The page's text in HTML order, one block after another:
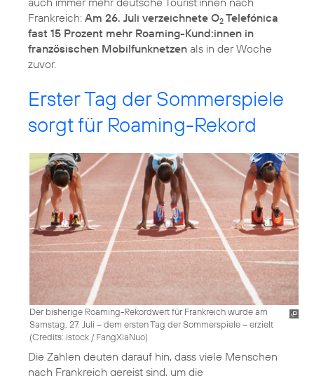
Frankreich: Am 26. Juli verzeichnete O2 Telefónica
fast 15 Prozent mehr Roaming-Kund:innen in
französischen Mobilfunknetzen als in der Woche
zuvor.
Erster Tag der Sommerspiele
sorgt für Roaming-Rekord
Der bisherige Roaming-Rekordwert für Frankreich wurde am
Samstag, 27. Juli – dem ersten Tag der Sommerspiele – erzielt
(Credits: istock / FangXiaNuo)
Die Zahlen deuten darauf hin, dass viele Menschen
nach Frankreich gereist sind, um die